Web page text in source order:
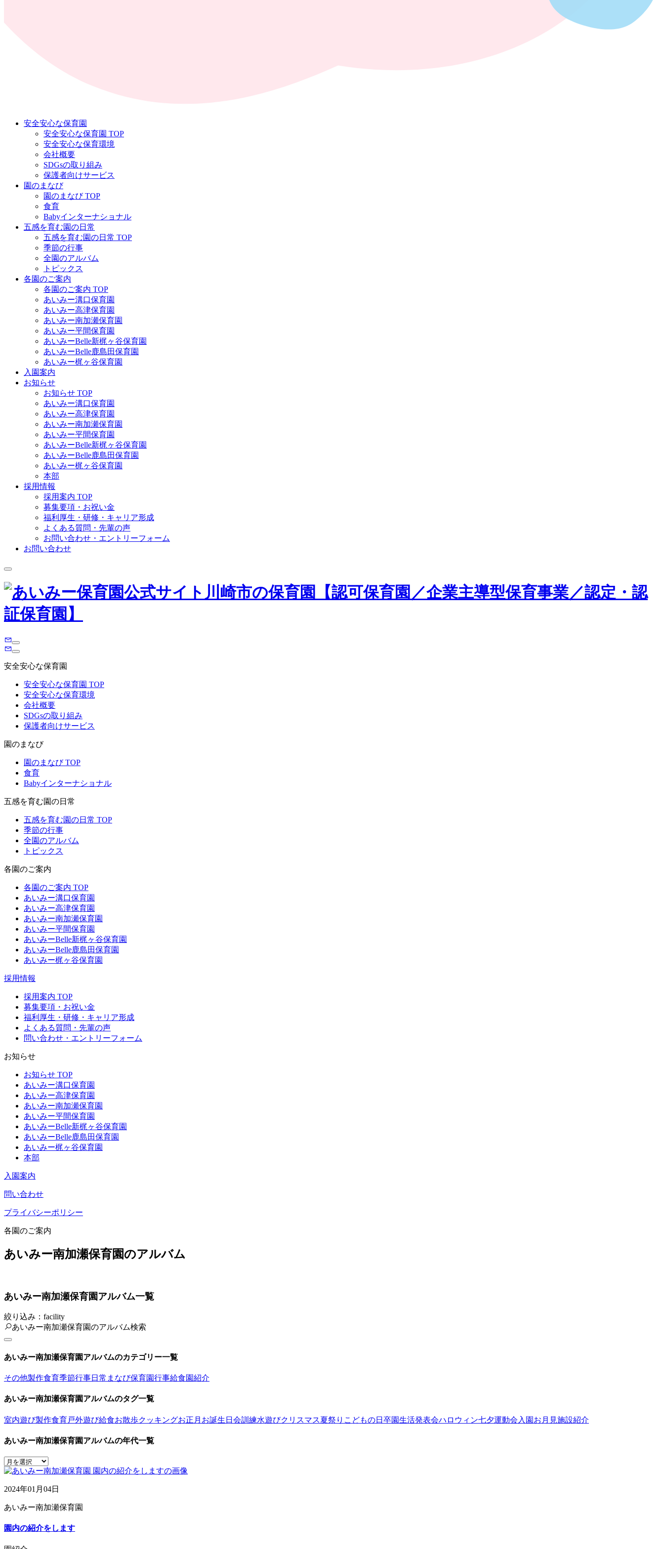
安全安心な保育園
安全安心な保育園 TOP
安全安心な保育環境
会社概要
SDGsの取り組み
保護者向けサービス
園のまなび
園のまなび TOP
食育
Babyインターナショナル
五感を育む園の日常
五感を育む園の日常 TOP
季節の行事
全園のアルバム
トピックス
各園のご案内
各園のご案内 TOP
あいみー溝口保育園
あいみー高津保育園
あいみー南加瀬保育園
あいみー平間保育園
あいみーBelle新梶ヶ谷保育園
あいみーBelle鹿島田保育園
あいみー梶ヶ谷保育園
入園案内
お知らせ
お知らせ TOP
あいみー溝口保育園
あいみー高津保育園
あいみー南加瀬保育園
あいみー平間保育園
あいみーBelle新梶ヶ谷保育園
あいみーBelle鹿島田保育園
あいみー梶ヶ谷保育園
本部
採用情報
採用案内 TOP
募集要項・お祝い金
福利厚生・研修・キャリア形成
よくある質問・先輩の声
お問い合わせ・エントリーフォーム
お問い合わせ
安全安心な保育園
安全安心な保育園 TOP
安全安心な保育環境
会社概要
SDGsの取り組み
保護者向けサービス
園のまなび
園のまなび TOP
食育
Babyインターナショナル
五感を育む園の日常
五感を育む園の日常 TOP
季節の行事
全園のアルバム
トピックス
各園のご案内
各園のご案内 TOP
あいみー溝口保育園
あいみー高津保育園
あいみー南加瀬保育園
あいみー平間保育園
あいみーBelle新梶ヶ谷保育園
あいみーBelle鹿島田保育園
あいみー梶ヶ谷保育園
採用情報
採用案内 TOP
募集要項・お祝い金
福利厚生・研修・キャリア形成
よくある質問・先輩の声
問い合わせ・エントリーフォーム
お知らせ
お知らせ TOP
あいみー溝口保育園
あいみー高津保育園
あいみー南加瀬保育園
あいみー平間保育園
あいみーBelle新梶ヶ谷保育園
あいみーBelle鹿島田保育園
あいみー梶ヶ谷保育園
本部
入園案内
問い合わせ
プライバシーポリシー
各園のご案内
あいみー南加瀬保育園のアルバム
あいみー南加瀬保育園アルバム一覧
絞り込み：facility
あいみー南加瀬保育園のアルバム検索
あいみー南加瀬保育園アルバムのカテゴリー一覧
その他製作食育季節行事日常 まなび保育園行事給食園紹介
あいみー南加瀬保育園アルバムのタグ一覧
室内遊び製作食育戸外遊び給食お散歩クッキングお正月 お誕生日会訓練水遊びクリスマス夏祭り こどもの日 卒園生活発表会ハロウィン七夕運動会 入園 お月見施設紹介
あいみー南加瀬保育園アルバムの年代一覧
2024年01月04日
あいみー南加瀬保育園
園内の紹介をします